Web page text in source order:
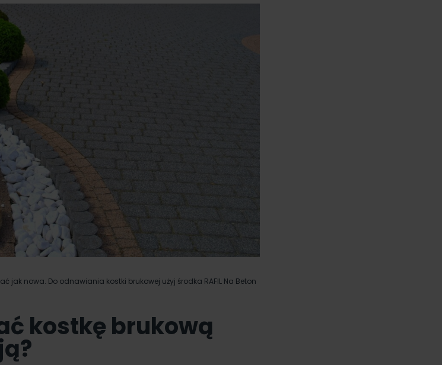
jak nowa. Do odnawiania kostki brukowej użyj środka RAFIL Na Beton
kostkę brukową